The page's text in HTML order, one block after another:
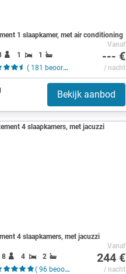
1 slaapkamer, met air conditioning
1
1
( 181 beoordelingen )
Vanaf
--- €
/ nacht
Bekijk aanbod
4 slaapkamers, met jacuzzi
8 4
2
( 96 beoordelingen )
Vanaf
244 €
/ nacht